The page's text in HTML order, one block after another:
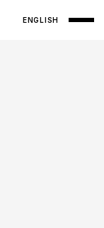
ENGLISH